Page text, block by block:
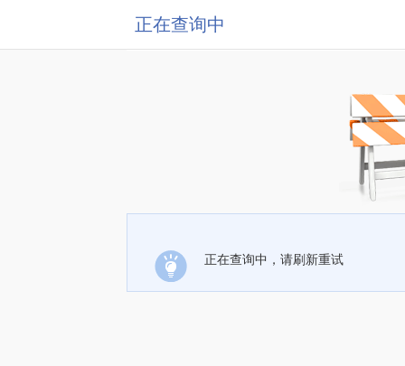
正在查询中
正在查询中，请刷新重试